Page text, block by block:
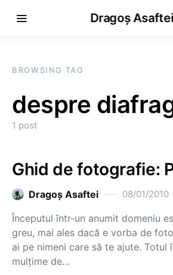
Dragoș
BROWSING TAG
despre
1 post
Ghid de fotografie:
Dragoş Asaftei 08/01/2010
Începutul într-un anumit domeniu
greu, mai ales dacă e vorba de
ai pe nimeni care să te ajute. Totul
mulţime de…